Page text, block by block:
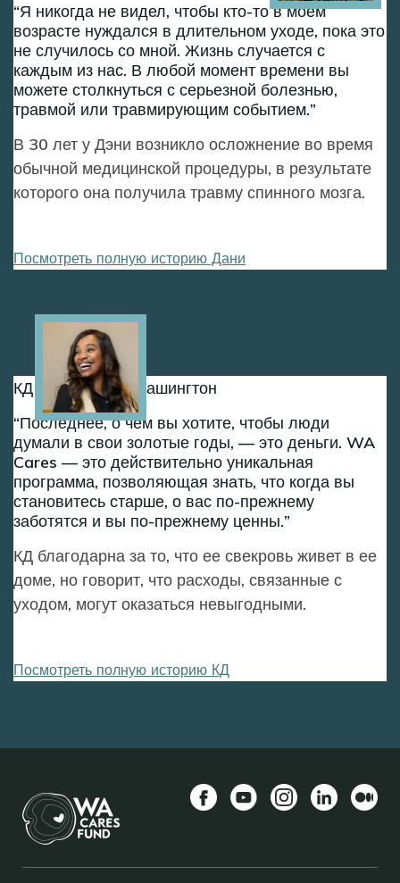
Я никогда не видел, чтобы кто-то в моем
возрасте нуждался в длительном уходе, пока это
не случилось со мной. Жизнь случается с
каждым из нас. В любой момент времени вы
можете столкнуться с серьезной болезнью,
травмой или травмирующим событием.
В 30 лет у Дэни возникло осложнение во время
обычной медицинской процедуры, в результате
которого она получила травму спинного мозга.
Посмотреть полную историю Дани
КД из Шорлайн, Вашингтон
Последнее, о чем вы хотите, чтобы люди
думали в свои золотые годы, — это деньги. WA
Cares — это действительно уникальная
программа, позволяющая знать, что когда вы
становитесь старше, о вас по-прежнему
заботятся и вы по-прежнему ценны.
КД благодарна за то, что ее свекровь живет в ее
доме, но говорит, что расходы, связанные с
уходом, могут оказаться невыгодными.
Посмотреть полную историю КД
Image